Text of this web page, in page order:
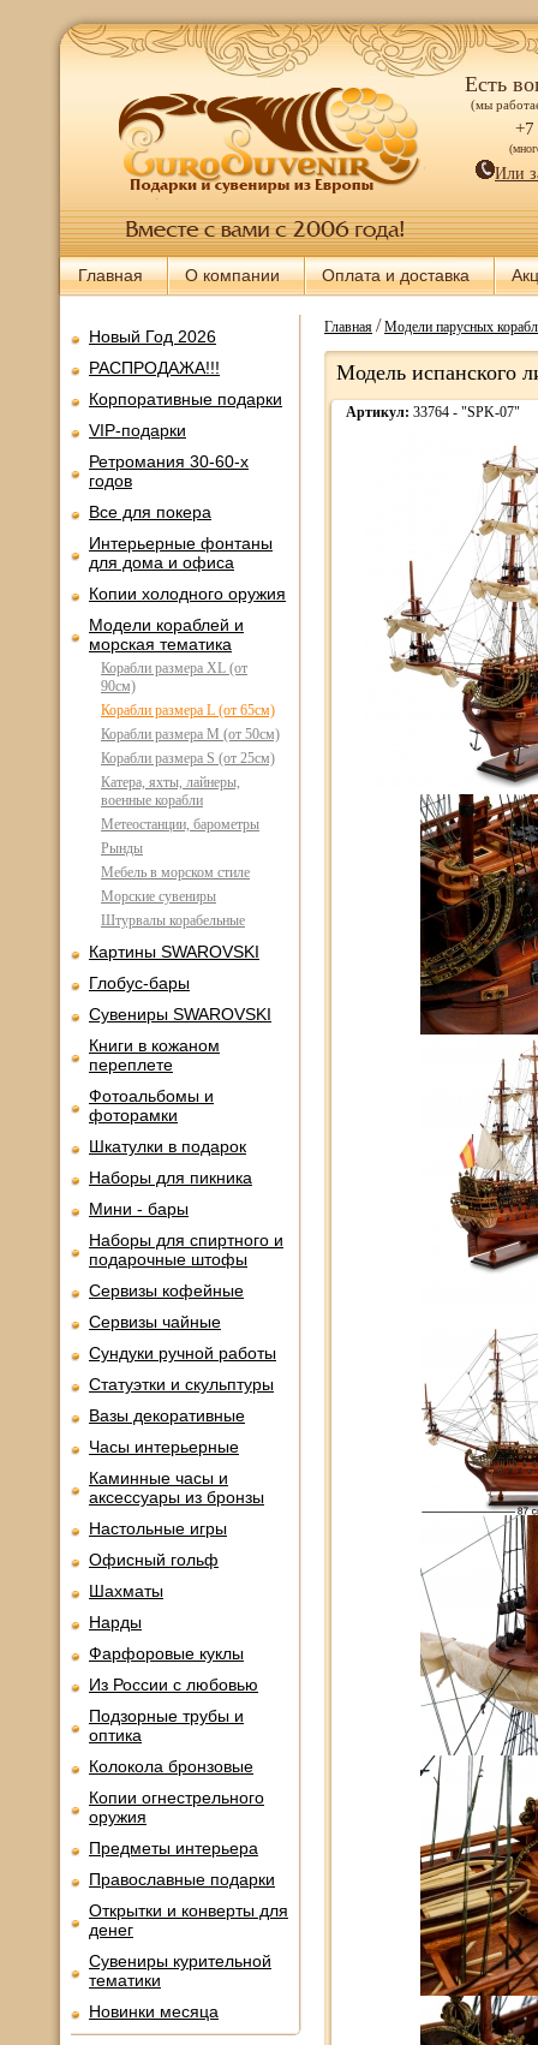
Есть
(мы
+7
Или
Главная О компании Оплата и доставка
Новый Год 2026
РАСПРОДАЖА!!!
Корпоративные подарки
VIP-подарки
Ретромания 30-60-х
годов
Все для покера
Интерьерные фонтаны
для дома и офиса
Копии холодного оружия
Модели кораблей и
морская тематика
Корабли размера XL (от
90см)
Корабли размера L (от 65см)
Корабли размера M (от 50см)
Корабли размера S (от 25см)
Катера, яхты, лайнеры,
военные корабли
Метеостанции, барометры
Рынды
Мебель в морском стиле
Морские сувениры
Штурвалы корабельные
Картины SWAROVSKI
Глобус-бары
Сувениры SWAROVSKI
Книги в кожаном
переплете
Фотоальбомы и
фоторамки
Шкатулки в подарок
Наборы для пикника
Мини - бары
Наборы для спиртного и
подарочные штофы
Сервизы кофейные
Сервизы чайные
Сундуки ручной работы
Статуэтки и скульптуры
Вазы декоративные
Часы интерьерные
Каминные часы и
аксессуары из бронзы
Настольные игры
Офисный гольф
Шахматы
Нарды
Фарфоровые куклы
Из России с любовью
Подзорные трубы и
оптика
Колокола бронзовые
Копии огнестрельного
оружия
Предметы интерьера
Православные подарки
Открытки и конверты для
денег
Сувениры курительной
тематики
Новинки месяца
Главная/Модели парусных
Модель испанского
Артикул: 33764 - "SPK-07"